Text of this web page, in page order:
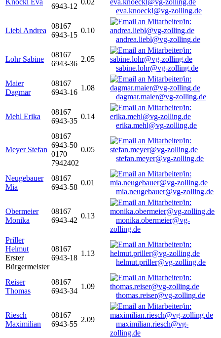
Knöckl Eva
6943-12
0.02
eva.knoeckl@vg-zolling.de
Liebl Andrea
08167
6943-15
0.10
andrea.liebl@vg-zolling.de
Lohr Sabine
08167
6943-36
2.05
sabine.lohr@vg-zolling.de
Maier
Dagmar
08167
6943-16
1.08
dagmar.maier@vg-zolling.de
Mehl Erika
08167
6943-35
0.14
erika.mehl@vg-zolling.de
Meyer Stefan
08167
6943-50
0170
7942402
0.05
stefan.meyer@vg-zolling.de
Neugebauer
Mia
08167
6943-58
0.01
mia.neugebauer@vg-zolling.de
Obermeier
Monika
08167
6943-42
0.13
monika.obermeier@vg-
zolling.de
Priller
Helmut
Erster
Bürgermeister
08167
6943-18
1.13
helmut.priller@vg-zolling.de
Reiser
Thomas
08167
6943-34
1.09
thomas.reiser@vg-zolling.de
Riesch
Maximilian
08167
6943-55
2.09
maximilian.riesch@vg-
zolling.de